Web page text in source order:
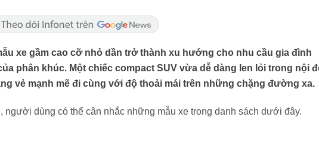
xe gầm cao cỡ nhỏ dần trở thành xu hướng cho nhu cầu gia đình
phân khúc. Một chiếc compact SUV vừa dễ dàng len lỏi trong nội
vẻ mạnh mẽ đi cùng với độ thoải mái trên những chặng đường xa.
người dùng có thể cân nhắc những mẫu xe trong danh sách dưới đây.